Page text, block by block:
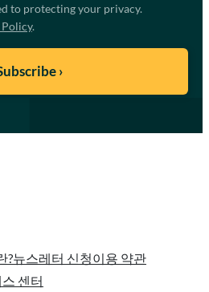
to protecting your privacy.
.
?뉴스레터 신청이용 약관
센터